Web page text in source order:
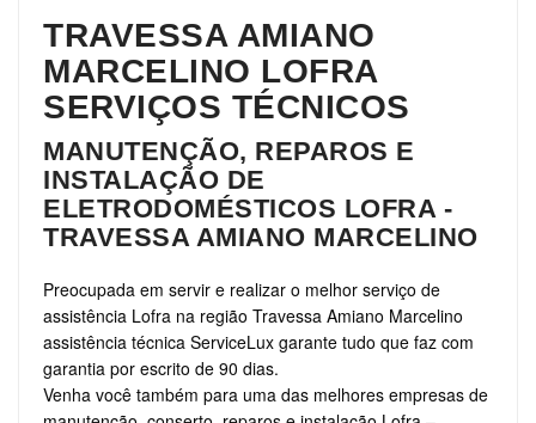
TRAVESSA AMIANO
MARCELINO LOFRA
SERVIÇOS TÉCNICOS
MANUTENÇÃO, REPAROS E
INSTALAÇÃO DE
ELETRODOMÉSTICOS LOFRA -
TRAVESSA AMIANO MARCELINO
Preocupada em servir e realizar o melhor serviço de
assistência Lofra na região Travessa Amiano Marcelino
assistência técnica ServiceLux garante tudo que faz com
garantia por escrito de 90 dias.
Venha você também para uma das melhores empresas de